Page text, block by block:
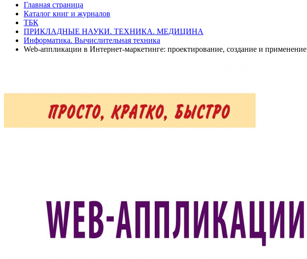
Главная страница
Каталог книг и журналов
ТБК
ПРИКЛАДНЫЕ НАУКИ. ТЕХНИКА. МЕДИЦИНА
Информатика. Вычислительная техника
Web-аппликации в Интернет-маркетинге: проектирование, создание и применение